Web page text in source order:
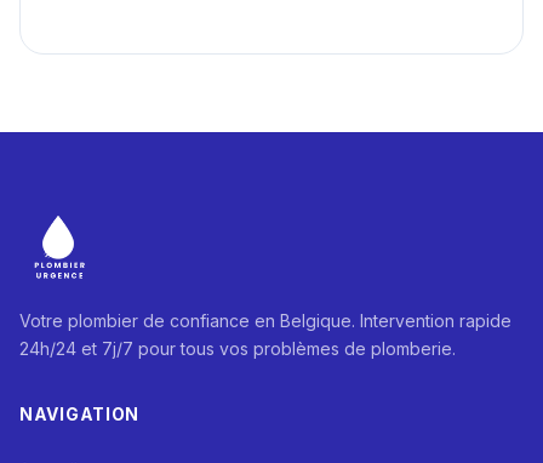
Votre plombier de confiance en Belgique. Intervention rapide
24h/24 et 7j/7 pour tous vos problèmes de plomberie.
NAVIGATION